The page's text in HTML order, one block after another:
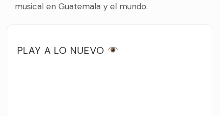
musical en Guatemala y el mundo.
PLAY A LO NUEVO